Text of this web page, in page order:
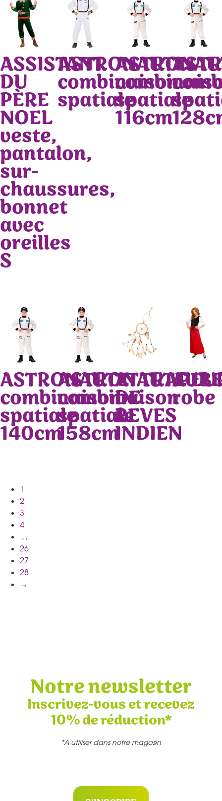
ASSISTANT
DU
PÈRE
NOEL
veste,
pantalon,
sur-
chaussures,
bonnet
avec
oreilles
S
ASTRONAUTE
combinaison
spatialespatiale
116cm
ASTRONAUTE
combinaison
spatiale
140cm
ASTRONAUTE
combinaison
spatiale
158cm
DE
REVES
INDIEN
robe
1
2
3
4
…
26
27
28
→
Notre newsletter
Inscrivez-vous et recevez
10% de réduction*
*A utiliser dans notre magasin